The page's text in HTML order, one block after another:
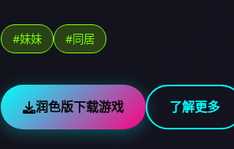
#妹妹 #同居
润色版下载游戏 了解更多